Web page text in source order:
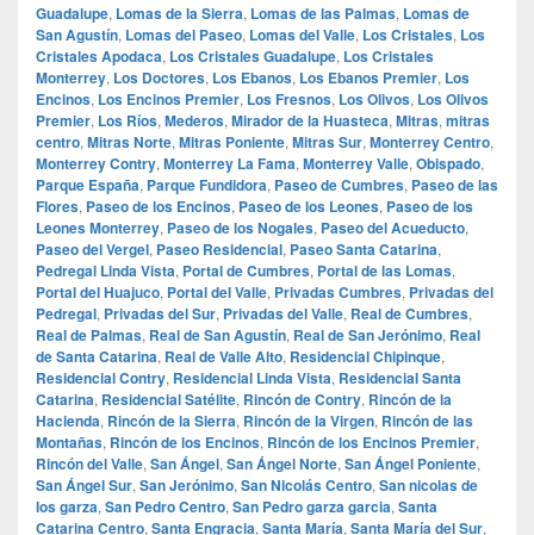
Guadalupe, Lomas de la Sierra, Lomas de las Palmas, Lomas de
San Agustín, Lomas del Paseo, Lomas del Valle, Los Cristales, Los
Cristales Apodaca, Los Cristales Guadalupe, Los Cristales
Monterrey, Los Doctores, Los Ebanos, Los Ebanos Premier, Los
Encinos, Los Encinos Premier, Los Fresnos, Los Olivos, Los Olivos
Premier, Los Ríos, Mederos, Mirador de la Huasteca, Mitras, mitras
centro, Mitras Norte, Mitras Poniente, Mitras Sur, Monterrey Centro,
Monterrey Contry, Monterrey La Fama, Monterrey Valle, Obispado,
Parque España, Parque Fundidora, Paseo de Cumbres, Paseo de las
Flores, Paseo de los Encinos, Paseo de los Leones, Paseo de los
Leones Monterrey, Paseo de los Nogales, Paseo del Acueducto,
Paseo del Vergel, Paseo Residencial, Paseo Santa Catarina,
Pedregal Linda Vista, Portal de Cumbres, Portal de las Lomas,
Portal del Huajuco, Portal del Valle, Privadas Cumbres, Privadas del
Pedregal, Privadas del Sur, Privadas del Valle, Real de Cumbres,
Real de Palmas, Real de San Agustín, Real de San Jerónimo, Real
de Santa Catarina, Real de Valle Alto, Residencial Chipinque,
Residencial Contry, Residencial Linda Vista, Residencial Santa
Catarina, Residencial Satélite, Rincón de Contry, Rincón de la
Hacienda, Rincón de la Sierra, Rincón de la Virgen, Rincón de las
Montañas, Rincón de los Encinos, Rincón de los Encinos Premier,
Rincón del Valle, San Ángel, San Ángel Norte, San Ángel Poniente,
San Ángel Sur, San Jerónimo, San Nicolás Centro, San nicolas de
los garza, San Pedro Centro, San Pedro garza garcia, Santa
Catarina Centro, Santa Engracia, Santa María, Santa María del Sur,